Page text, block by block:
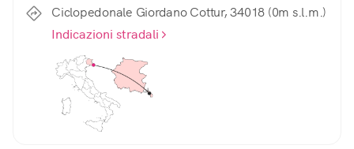
Ciclopedonale Giordano Cottur, 34018 (0m s.l.m.)
Indicazioni stradali